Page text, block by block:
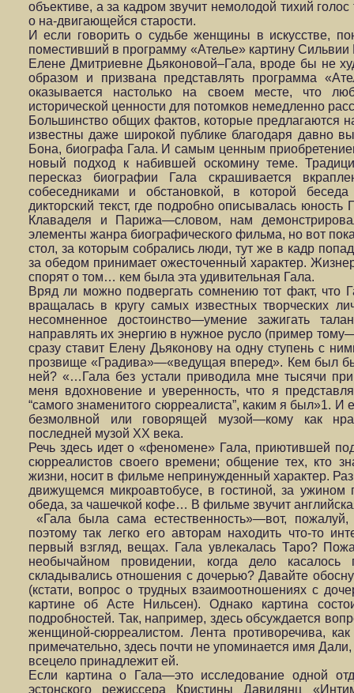
объективе, а за кадром звучит немолодой тихий
о на-двигающейся старости.
И если говорить о судьбе женщины в искусстве,
поместивший в программу «Ателье» картину
Елене Дмитриевне Дьяконовой–Гала, вроде бы не
образом и призвана представлять программа
оказывается настолько на своем месте, что
исторической ценности для потомков немедленно
Большинство общих фактов, которые предлагаются
известны даже широкой публике благодаря давно
Бона, биографа Гала. И самым ценным
новый подход к набившей оскомину теме.
пересказ биографии Гала скрашивается
собеседниками и обстановкой, в которой
дикторский текст, где подробно описывалась
Клаваделя и Парижа—словом, нам
элементы жанра биографического фильма, но вот
стол, за которым собрались люди, тут же в кадр
за обедом принимает ожесточенный характер.
спорят о том… кем была эта удивительная Гала.
Вряд ли можно подвергать сомнению тот факт, что
вращалась в кругу самых известных творческих
несомненное достоинство—умение зажигать
направлять их энергию в нужное русло (пример
сразу ставит Елену Дьяконову на одну ступень с
прозвище «Градива»—«ведущая вперед». Кем был
ней? «…Гала без устали приводила мне тысячи
меня вдохновение и уверенность, что я
“самого знаменитого сюрреалиста”, каким я был»1.
безмолвной или говорящей музой—кому как
последней музой XX века.
Речь здесь идет о «феномене» Гала, приютившей
сюрреалистов своего времени; общение тех, кто
жизни, носит в фильме непринужденный характер.
движущемся микроавтобусе, в гостиной, за ужином
обеда, за чашечкой кофе… В фильме звучит
«Гала была сама естественность»—вот,
поэтому так легко его авторам находить что-то
первый взгляд, вещах. Гала увлекалась Таро?
необычайном провидении, когда дело
складывались отношения с дочерью? Давайте
(кстати, вопрос о трудных взаимоотношениях с
картине об Асте Нильсен). Однако картина
подробностей. Так, например, здесь обсуждается
женщиной-сюрреалистом. Лента противоречива,
примечательно, здесь почти не упоминается имя
всецело принадлежит ей.
Если картина о Гала—это исследование одной
эстонского режиссера Кристины Давидянц